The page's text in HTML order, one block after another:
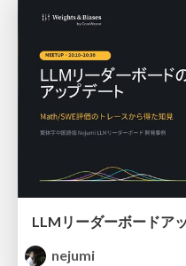
nejumi